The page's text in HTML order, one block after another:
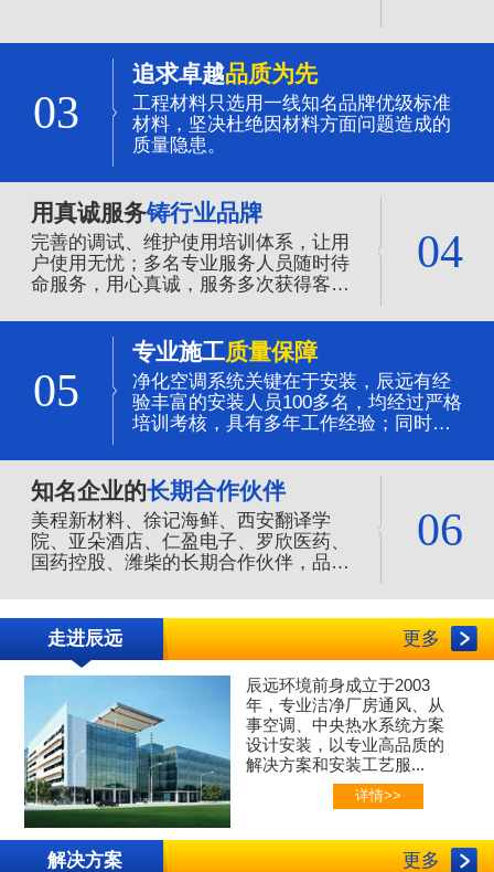
03
追求卓越品质为先
工程材料只选用一线知名品牌优级标准
材料，坚决杜绝因材料方面问题造成的
质量隐患。
用真诚服务铸行业品牌
完善的调试、维护使用培训体系，让用
户使用无忧；多名专业服务人员随时待
命服务，用心真诚，服务多次获得客户
04
05
专业施工质量保障
净化空调系统关键在于安装，辰远有经
验丰富的安装人员100多名，均经过严格
培训考核，具有多年工作经验；同时全
保证。
知名企业的长期合作伙伴
美程新材料、徐记海鲜、西安翻译学
院、亚朵酒店、仁盈电子、罗欣医药、
国药控股、潍柴的长期合作伙伴，品质
伴。
06
走进辰远 更多
辰远环境前身成立于2003
年，专业洁净厂房通风、
从
事空调、中央热水系统方案
设计安装，以专业高品质的
解决方案和安装工艺服...
详情>>
解决方案 更多